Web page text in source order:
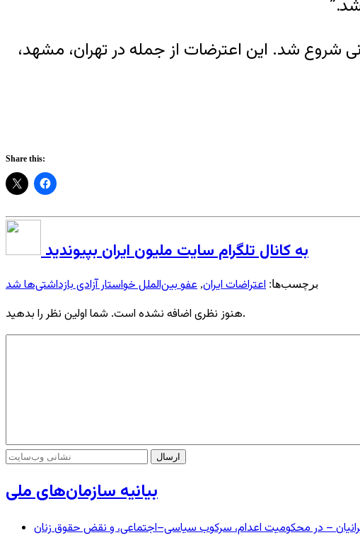
شروع شد. این اعترضات از جمله در تهران، مشهد،
Share this:
به کانال تلگرام سایت ملیون ایران بپیوندید
برچسب‌ها: اعتراضات ایران, عفو بین‌الملل خواستار آزادی بازداشتی‌ها شد
هنوز نظری اضافه نشده است. شما اولین نظر را بدهید.
بیانیه سازمان‌های ملی
– در محکومیت اعدام، سرکوب سیاسی–اجتماعی، و نقض حقوق زنان